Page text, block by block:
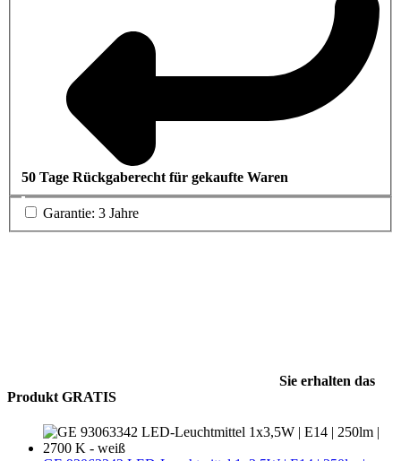
50 Tage Rückgaberecht für gekaufte Waren
Garantie: 3 Jahre
Sie erhalten das
Produkt GRATIS